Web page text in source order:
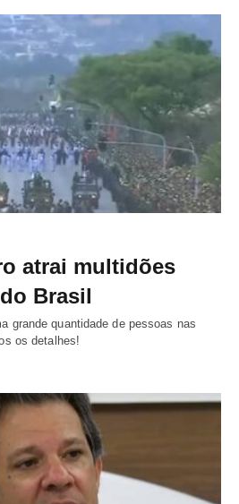
atrai multidões
Brasil
grande quantidade de pessoas nas
os detalhes!